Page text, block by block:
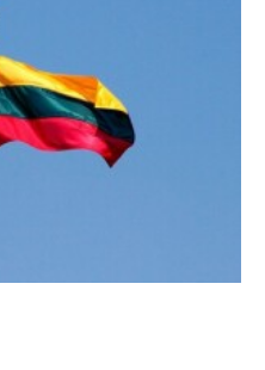
to exclusive news and
year.